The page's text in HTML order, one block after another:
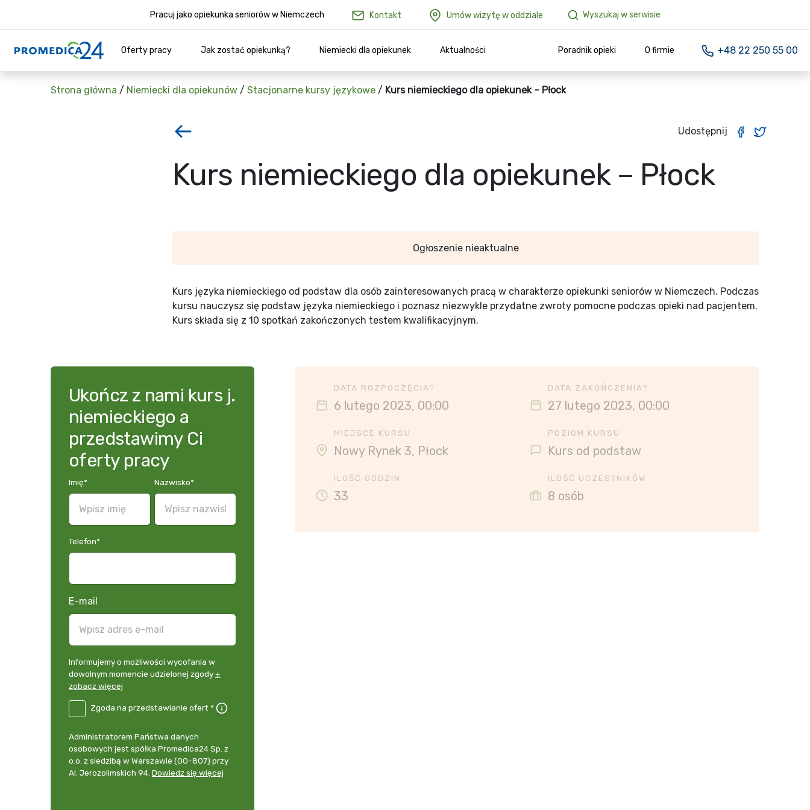
Pracuj jako opiekunka seniorów w Niemczech Kontakt Umów wizytę w oddziale Wyszukaj w serwisie
Oferty pracy Jak zostać opiekunką? Niemiecki dla opiekunek Aktualności Poradnik opieki O firmie +48 22 250 55 00
Strona główna / Niemiecki dla opiekunów / Stacjonarne kursy językowe / Kurs niemieckiego dla opiekunek – Płock
Udostępnij
Kurs niemieckiego dla opiekunek – Płock
Ogłoszenie nieaktualne
Kurs języka niemieckiego od podstaw dla osób zainteresowanych pracą w charakterze opiekunki seniorów w Niemczech. Podczas
kursu nauczysz się podstaw języka niemieckiego i poznasz niezwykle przydatne zwroty pomocne podczas opieki nad pacjentem.
Kurs składa się z 10 spotkań zakończonych testem kwalifikacyjnym.
Ukończ z nami kurs j.
niemieckiego a
przedstawimy Ci
oferty pracy
Imię* Nazwisko*
Telefon*
E-mail
Informujemy
o
możliwości
momencie
udzielonej
zgody
+
Informujemy o możliwości wycofania w
dowolnym momencie udzielonej zgody+
zobacz więcej
DE
przedstawianie
Zgoda na przedstawianie ofert *
Administrator
danych
osobowych
Administratorem Państwa danych
osobowych jest spółka Promedica24 Sp. z
o.o. z siedzibą w Warszawie (00-807) przy
Al. Jerozolimskich 94. Dowiedz się więcej
DATA ROZPOCZĘCIA?
6 lutego 2023, 00:00
DATA ZAKOŃCZENIA?
27 lutego 2023, 00:00
MIEJSCE KURSU
Nowy Rynek 3, Płock
POZIOM KURSU
Kurs od podstaw
ILOŚĆ GODZIN
33
ILOŚĆ UCZESTNIKÓW
8 osób